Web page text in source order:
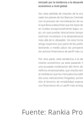
Fuente: Rankia Pro